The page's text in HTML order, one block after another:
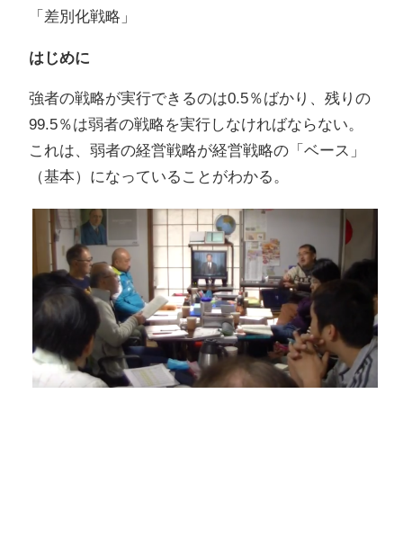
「差別化戦略」
はじめに
強者の戦略が実行できるのは0.5％ばかり、残りの
99.5％は弱者の戦略を実行しなければならない。
これは、弱者の経営戦略が経営戦略の「ベース」
（基本）になっていることがわかる。